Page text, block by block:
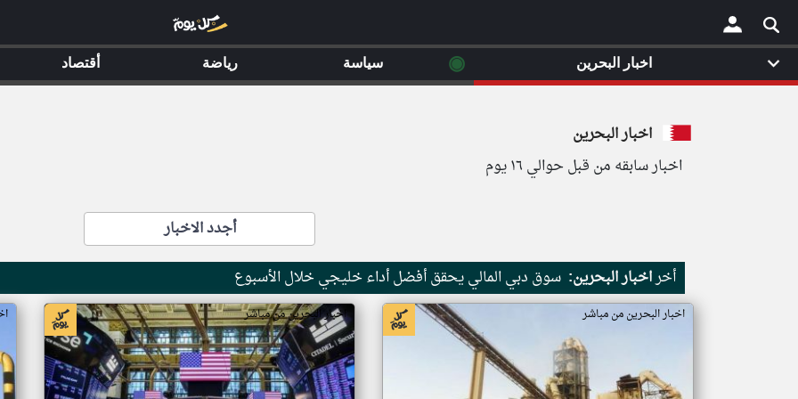
×
اخبار البحرين
اخبار سابقه من قبل حوالي ١٦ يوم
أجدد الاخبار
أخراخبار البحرين: سوق دبي المالي يحقق أفضل أداء خليجي خلال الأسبوع
اخبار البحرين من مباشر اخبار البحرين من مباشر
اخبار البحرين ◉ سياسة رياضة أقتصاد